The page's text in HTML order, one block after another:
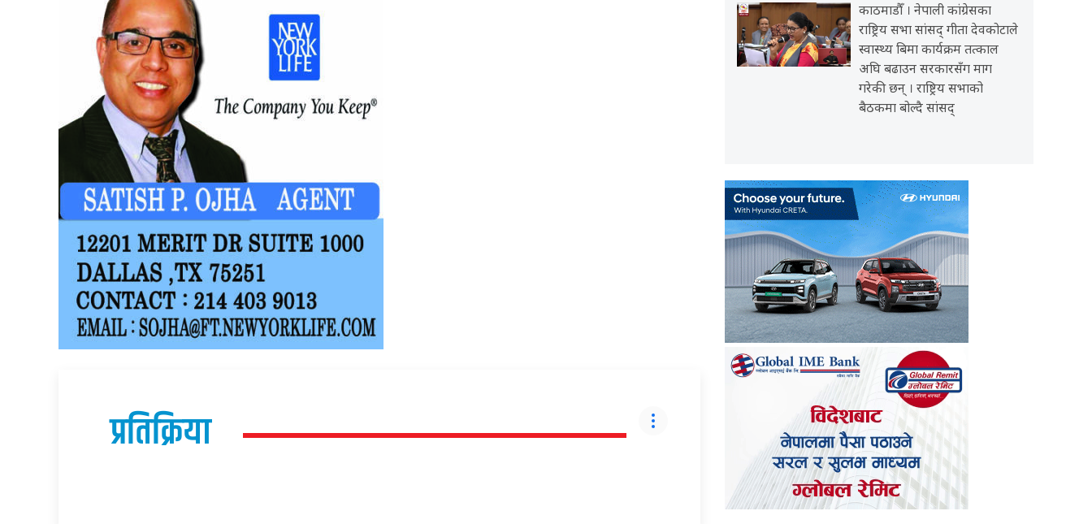
प्रतिक्रिया
काठमाडौँ । नेपाली कांग्रेसका
राष्ट्रिय सभा सांसद् गीता देवकोटाले
स्वास्थ्य बिमा कार्यक्रम तत्काल
अघि बढाउन सरकारसँग माग
गरेकी छन् । राष्ट्रिय सभाको
बैठकमा बोल्दै सांसद्